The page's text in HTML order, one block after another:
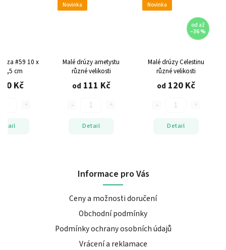
#59 10 x
6,5 cm
Kč
Novinka
Malé drúzy ametystu
různé velikosti
od 111 Kč
Detail
Novinka
od až
–36 %
Malé drúzy Celestinu
různé velikosti
od 120 Kč
Detail
Informace pro Vás
Ceny a možnosti doručení
Obchodní podmínky
Podmínky ochrany osobních údajů
Vrácení a reklamace